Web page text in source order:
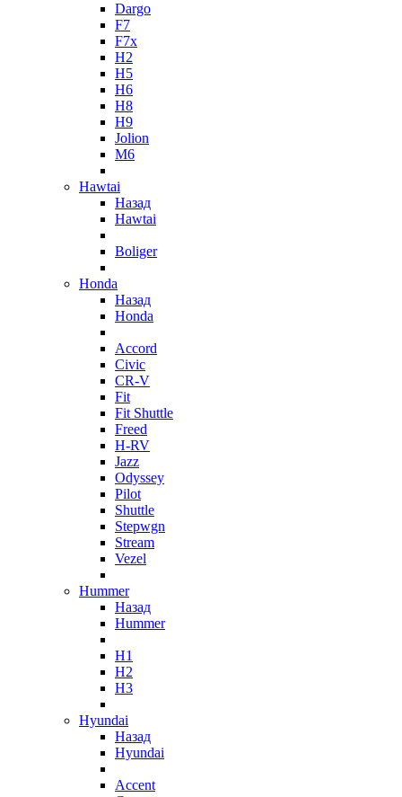
Dargo
F7
F7x
H2
H5
H6
H8
H9
Jolion
M6
Hawtai
Назад
Hawtai
Boliger
Honda
Назад
Honda
Accord
Civic
CR-V
Fit
Fit Shuttle
Freed
H-RV
Jazz
Odyssey
Pilot
Shuttle
Stepwgn
Stream
Vezel
Hummer
Назад
Hummer
H1
H2
H3
Hyundai
Назад
Hyundai
Accent